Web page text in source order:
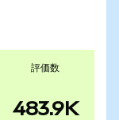
評価数
483.9K